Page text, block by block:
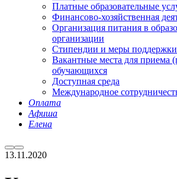
Платные образовательные
Финансово-хозяйственная
Организация питания в
организации
Стипендии и меры
Вакантные места для приема
обучающихся
Доступная среда
Международное
Оплата
Афиша
Елена
13.11.2020